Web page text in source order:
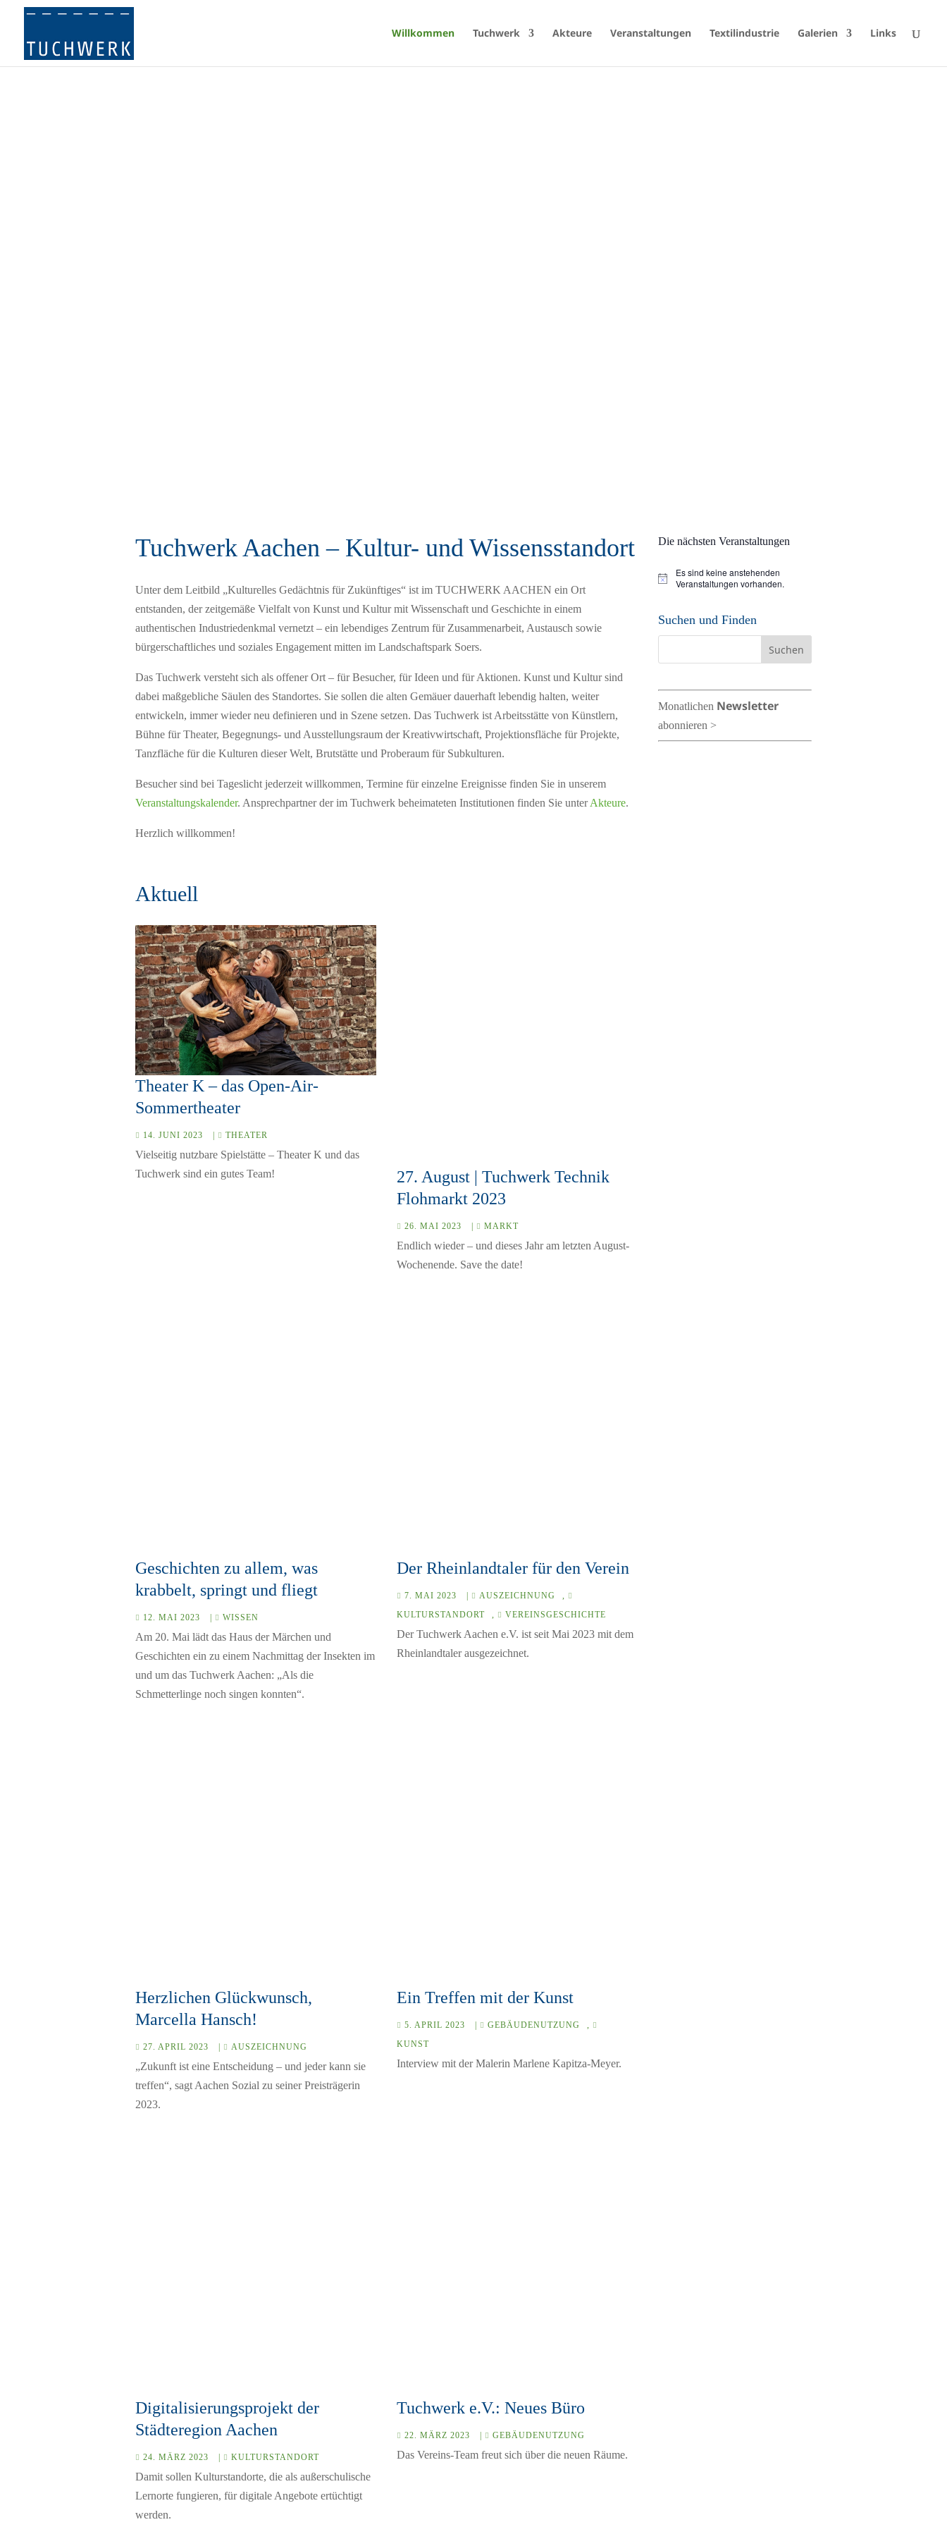
Willkommen Tuchwerk Akteure Veranstaltungen Textilindustrie Galerien Links
Tuchwerk Aachen – Kultur- und Wissensstandort
Unter dem Leitbild „Kulturelles Gedächtnis für Zukünftiges“ ist im TUCHWERK AACHEN ein Ort
entstanden, der zeitgemäße Vielfalt von Kunst und Kultur mit Wissenschaft und Geschichte in einem
authentischen Industriedenkmal vernetzt – ein lebendiges Zentrum für Zusammenarbeit, Austausch sowie
bürgerschaftliches und soziales Engagement mitten im Landschaftspark Soers.
Das Tuchwerk versteht sich als offener Ort – für Besucher, für Ideen und für Aktionen. Kunst und Kultur sind
dabei maßgebliche Säulen des Standortes. Sie sollen die alten Gemäuer dauerhaft lebendig halten, weiter
entwickeln, immer wieder neu definieren und in Szene setzen. Das Tuchwerk ist Arbeitsstätte von Künstlern,
Bühne für Theater, Begegnungs- und Ausstellungsraum der Kreativwirtschaft, Projektionsfläche für Projekte,
Tanzfläche für die Kulturen dieser Welt, Brutstätte und Proberaum für Subkulturen.
Besucher sind bei Tageslicht jederzeit willkommen, Termine für einzelne Ereignisse finden Sie in unserem
Veranstaltungskalender. Ansprechpartner der im Tuchwerk beheimateten Institutionen finden Sie unterAkteure.
Herzlich willkommen!
Aktuell
Theater K – das Open-Air-
Sommertheater
14. JUNI 2023 THEATER
Vielseitig nutzbare Spielstätte – Theater K und das
Tuchwerk sind ein gutes Team!
27. August | Tuchwerk Technik
Flohmarkt 2023
26. MAI 2023 | MARKT
Endlich wieder – und dieses Jahr am letzten August-
Wochenende. Save the date!
Geschichten zu allem, was
krabbelt, springt und fliegt
12. MAI 2023 | WISSEN
Am 20. Mai lädt das Haus der Märchen und
Geschichten ein zu einem Nachmittag der Insekten im
und um das Tuchwerk Aachen: „Als die
Schmetterlinge noch singen konnten“.
Der Rheinlandtaler für den Verein
7. MAI 2023 | AUSZEICHNUNG
,
KULTURSTANDORT
, VEREINSGESCHICHTE
Der Tuchwerk Aachen e.V. ist seit Mai 2023 mit dem
Rheinlandtaler ausgezeichnet.
Herzlichen Glückwunsch,
Marcella Hansch!
27. APRIL 2023 AUSZEICHNUNG
„Zukunft ist eine Entscheidung – und jeder kann sie
treffen“, sagt Aachen Sozial zu seiner Preisträgerin
2023.
Ein Treffen mit der Kunst
5. APRIL 2023 GEBÄUDENUTZUNG
,
KUNST
Interview mit der Malerin Marlene Kapitza-Meyer.
Digitalisierungsprojekt der
Städteregion Aachen
24. MÄRZ 2023 KULTURSTANDORT
Damit sollen Kulturstandorte, die als außerschulische
Lernorte fungieren, für digitale Angebote ertüchtigt
werden.
Tuchwerk e.V.: Neues Büro
22. MÄRZ 2023 GEBÄUDENUTZUNG
Das Vereins-Team freut sich über die neuen Räume.
Die nächsten Veranstaltungen
Hinweis
Es sind keine anstehenden
Veranstaltungen vorhanden.
Suchen und Finden
Monatlichen Newsletter
abonnieren >